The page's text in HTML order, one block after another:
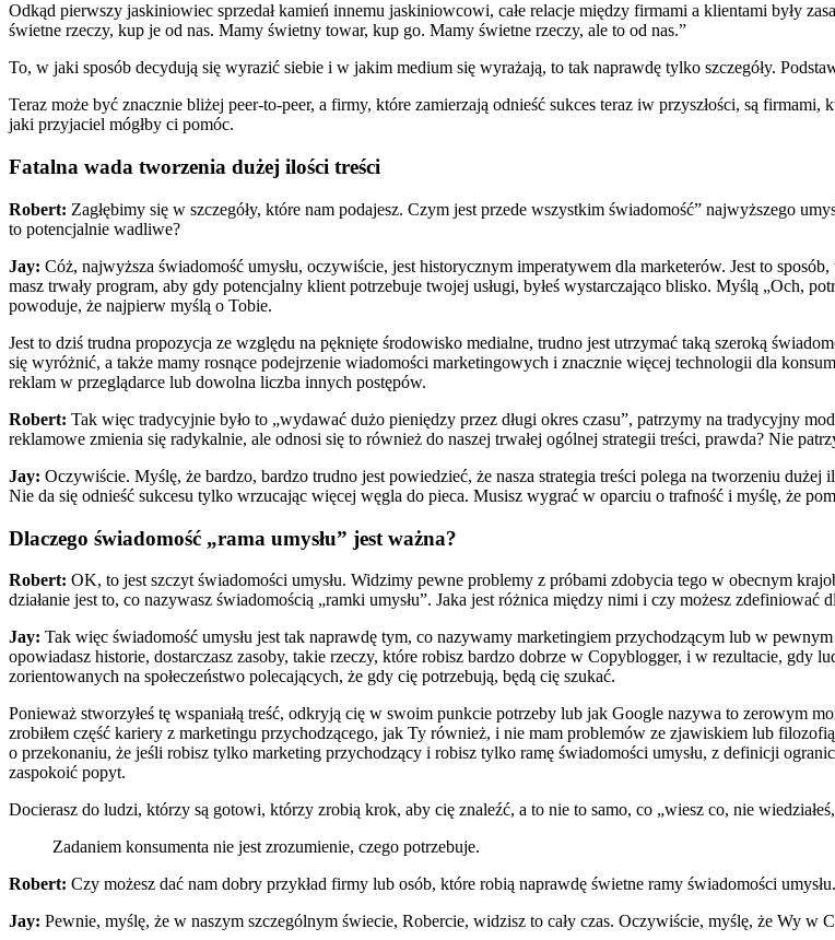
Odkąd pierwszy jaskiniowiec sprzedał kamień innemu jaskiniowcowi, całe relacje między firmami a klientami były
świetne rzeczy, kup je od nas. Mamy świetny towar, kup go. Mamy świetne rzeczy, ale to od nas.”
To, w jaki sposób decydują się wyrazić siebie i w jakim medium się wyrażają, to tak naprawdę tylko szczegóły.
Teraz może być znacznie bliżej peer-to-peer, a firmy, które zamierzają odnieść sukces teraz iw przyszłości, są
jaki przyjaciel mógłby ci pomóc.
Fatalna wada tworzenia dużej ilości treści
Robert: Zagłębimy się w szczegóły, które nam podajesz. Czym jest przede wszystkim świadomość” najwyższego
to potencjalnie wadliwe?
Jay: Cóż, najwyższa świadomość umysłu, oczywiście, jest historycznym imperatywem dla marketerów. Jest to
masz trwały program, aby gdy potencjalny klient potrzebuje twojej usługi, byłeś wystarczająco blisko. Myślą „Och,
powoduje, że najpierw myślą o Tobie.
Jest to dziś trudna propozycja ze względu na pęknięte środowisko medialne, trudno jest utrzymać taką szeroką
się wyróżnić, a także mamy rosnące podejrzenie wiadomości marketingowych i znacznie więcej technologii dla
reklam w przeglądarce lub dowolna liczba innych postępów.
Robert: Tak więc tradycyjnie było to „wydawać dużo pieniędzy przez długi okres czasu”, patrzymy na tradycyjny
reklamowe zmienia się radykalnie, ale odnosi się to również do naszej trwałej ogólnej strategii treści, prawda? Nie
Jay: Oczywiście. Myślę, że bardzo, bardzo trudno jest powiedzieć, że nasza strategia treści polega na tworzeniu
Nie da się odnieść sukcesu tylko wrzucając więcej węgla do pieca. Musisz wygrać w oparciu o trafność i myślę, że
Dlaczego świadomość „rama umysłu” jest ważna?
Robert: OK, to jest szczyt świadomości umysłu. Widzimy pewne problemy z próbami zdobycia tego w obecnym
działanie jest to, co nazywasz świadomością „ramki umysłu”. Jaka jest różnica między nimi i czy możesz zdefiniować
Jay: Tak więc świadomość umysłu jest tak naprawdę tym, co nazywamy marketingiem przychodzącym lub w
opowiadasz historie, dostarczasz zasoby, takie rzeczy, które robisz bardzo dobrze w Copyblogger, i w rezultacie, gdy
zorientowanych na społeczeństwo polecających, że gdy cię potrzebują, będą cię szukać.
Ponieważ stworzyłeś tę wspaniałą treść, odkryją cię w swoim punkcie potrzeby lub jak Google nazywa to zerowym
zrobiłem część kariery z marketingu przychodzącego, jak Ty również, i nie mam problemów ze zjawiskiem lub
o przekonaniu, że jeśli robisz tylko marketing przychodzący i robisz tylko ramę świadomości umysłu, z definicji
zaspokoić popyt.
Docierasz do ludzi, którzy są gotowi, którzy zrobią krok, aby cię znaleźć, a to nie to samo, co „wiesz co, nie
Zadaniem konsumenta nie jest zrozumienie, czego potrzebuje.
Robert: Czy możesz dać nam dobry przykład firmy lub osób, które robią naprawdę świetne ramy świadomości umysłu.
Jay: Pewnie, myślę, że w naszym szczególnym świecie, Robercie, widzisz to cały czas. Oczywiście, myślę, że Wy